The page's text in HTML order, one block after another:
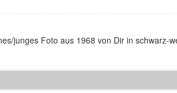
junges Foto aus 1968 von Dir in schwarz-